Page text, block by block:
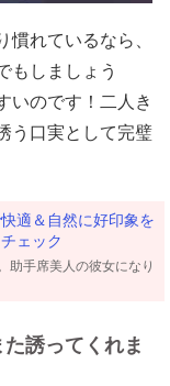
慣れているなら、
もしましょう
いのです！二人き
う口実として完璧
適＆自然に好印象を
ェック
助手席美人の彼女になり
誘ってくれま